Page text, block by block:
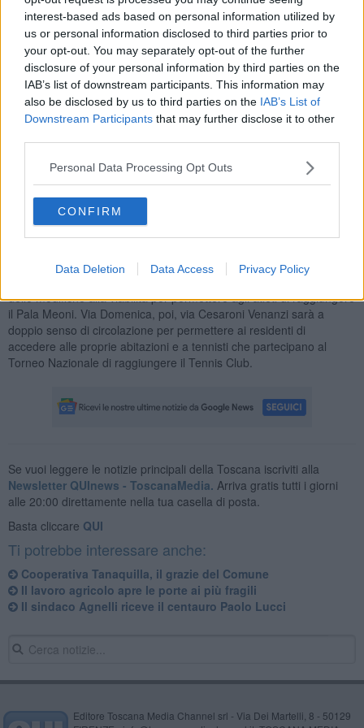
interest-based ads based on personal information utilized by
us or personal information disclosed to third parties prior to
your opt-out. You may separately opt-out of the further
disclosure of your personal information by third parties on the
IAB’s list of downstream participants. This information may
also be disclosed by us to third parties on the IAB’s List of
Downstream Participants that may further disclose it to other
Personal Data Processing Opt Outs
CONFIRM
Data Deletion Data Access Privacy Policy
numeri record.
Complessivamente sono poco più di 1.100 gli atleti che si
presenteranno al via tra sabato e domenica, circa 60, invece, quelli
già iscritti alla "Marcia Ardita”, la marcia più lunga; quella che con i
suoi 35/37 chilometri ripercorre il confine del contado. La
camminata ad andatura libera, che ricalca il percorso della Ronda
Classica, che tocca tutti i punti più caratteristici delle creste e dei
borghi della Val di Chio.
“La Ronda Ghibellina è un evento che richiama tante persone a
Castiglion Fiorentino anche in un momento che generalmente non
popolazione” affermaChiara Cappelletti, assessore alla
Viabilità. Nei due giorni della manifestazione, infatti, ci saranno
delle modifiche alla viabilità per permettere agli atleti di raggiungere
il Pala Meoni. Via Domenica, poi, via Cesaroni Venanzi sarà a
doppio senso di circolazione per permettere ai residenti di
accedere alle proprie abitazioni e a tennisti che partecipano al
Torneo Nazionale di raggiungere il Tennis Club.
Se vuoi leggere le notizie principali della Toscana iscriviti alla
Newsletter QUInews - ToscanaMedia. Arriva gratis tutti i giorni
alle 20:00 direttamente nella tua casella di posta.
Basta cliccare QUI
Ti potrebbe interessare anche:
Cooperativa Tanaquilla, il grazie del Comune
Il lavoro agricolo apre le porte ai più fragili
Il sindaco Agnelli riceve il centauro Paolo Lucci
Editore Toscana Media Channel srl - Via Dei Martelli, 8 - 50129